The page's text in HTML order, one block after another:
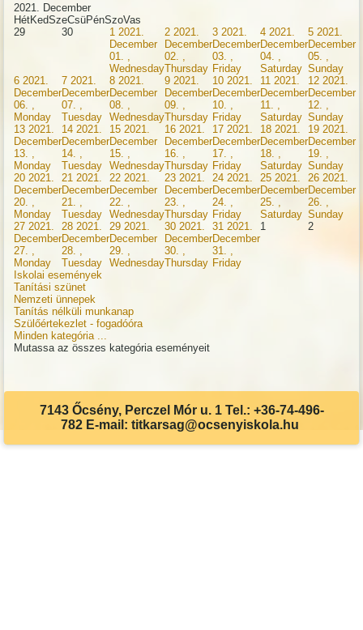
2021. December
HétKedSzeCsüPénSzoVas
29
30 1 2021.
December
01. ,
Wednesday
2 2021.
December
02. ,
Thursday
3 2021.
December
03. ,
Friday
4 2021.
December
04. ,
Saturday
5 2021.
December
05. ,
Sunday
6 2021.
December
06. ,
Monday
7 2021.
December
07. ,
Tuesday
8 2021.
December
08. ,
Wednesday
9 2021.
December
09. ,
Thursday
10 2021.
December
10. ,
Friday
11 2021.
December
11. ,
Saturday
12 2021.
December
12. ,
Sunday
13 2021.
December
13. ,
Monday
14 2021.
December
14. ,
Tuesday
15 2021.
December
15. ,
Wednesday
16 2021.
December
16. ,
Thursday
17 2021.
December
17. ,
Friday
18 2021.
December
18. ,
Saturday
19 2021.
December
19. ,
Sunday
20 2021.
December
20. ,
Monday
21 2021.
December
21. ,
Tuesday
22 2021.
December
22. ,
Wednesday
23 2021.
December
23. ,
Thursday
24 2021.
December
24. ,
Friday
25 2021.
December
25. ,
Saturday
26 2021.
December
26. ,
Sunday
27 2021.
December
27. ,
Monday
28 2021.
December
28. ,
Tuesday
29 2021.
December
29. ,
Wednesday
30 2021.
December
30. ,
Thursday
31 2021.
December
31. ,
Friday
1 2
Iskolai események
Tanítási szünet
Nemzeti ünnepek
Tanítás nélküli munkanap
Szülőértekezlet - fogadóóra
Minden kategória ...
Mutassa az összes kategória eseményeit
7143 Őcsény, Perczel Mór u. 1 Tel.: +36-74-496-
782 E-mail: titkarsag@ocsenyiskola.hu